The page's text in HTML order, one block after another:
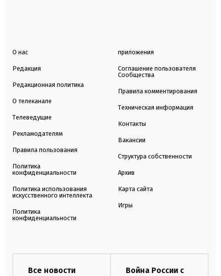
О нас
Редакция
Редакционная политика
О телеканале
Телеведущие
Рекламодателям
Правила пользования
Политика
конфиденциальности
Политика использования
искусственного интеллекта
Политика
конфиденциальности
приложения
Соглашение пользователя
Сообщества
Правила комментирования
Техническая информация
Контакты
Вакансии
Структура собственности
Архив
Карта сайта
Игры
Все новости
Война России с